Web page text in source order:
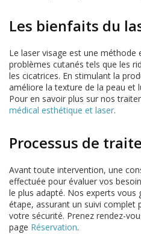
Les bienfaits du
Le laser visage est une
problèmes cutanés tels que les
les cicatrices. En stimulant la
améliore la texture de la peau et
Pour en savoir plus sur nos
médical esthétique et laser.
Processus de
Avant toute intervention, une
effectuée pour évaluer vos
le plus adapté. Nos experts vous
étape, assurant un suivi
votre sécurité. Prenez rendez-
page Réservation.